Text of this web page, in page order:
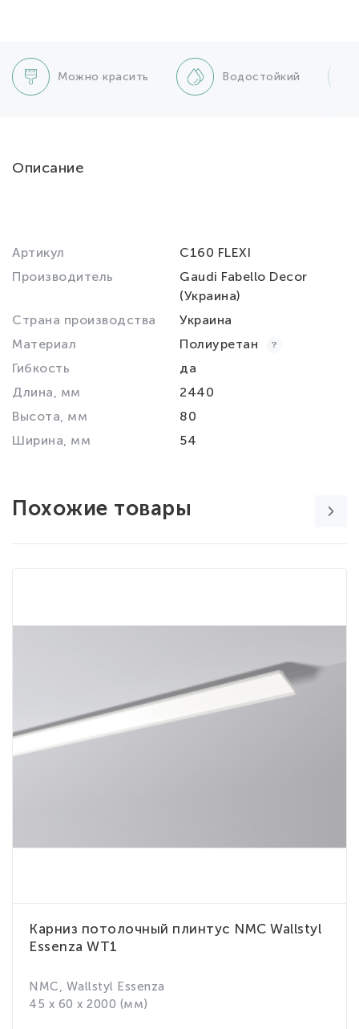
Можно красить Водостойкий
Описание
Артикул
C160 FLEXI
Производитель
Gaudi Fabello Decor
(Украина)
Страна производства
Украина
Материал
Полиуретан
Гибкость
да
Длина, мм
2440
Высота, мм
80
Ширина, мм
54
Похожие товары
Карниз потолочный плинтус NMC Wallstyl
Essenza WT1
NMC, Wallstyl Essenza
45 x 60 x 2000 (мм)